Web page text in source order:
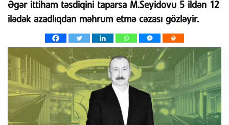
Əgər ittiham təsdiqini taparsa M.Seyidovu 5 ildən 12
ilədək azadlıqdan məhrum etmə cəzası gözləyir.